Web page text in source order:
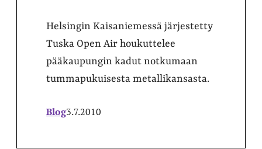
Helsingin Kaisaniemessä järjestetty
Tuska Open Air houkuttelee
pääkaupungin kadut notkumaan
tummapukuisesta metallikansasta.
Blog3.7.2010